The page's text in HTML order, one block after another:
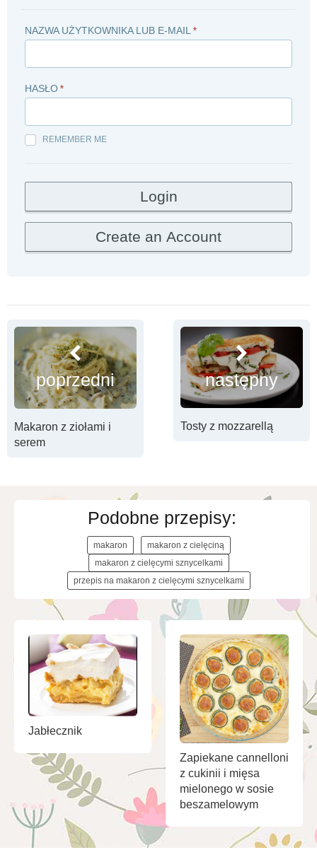
NAZWA UŻYTKOWNIKA LUB E-MAIL *
HASŁO *
REMEMBER ME
poprzedni
Makaron z ziołami i
serem
następny
Tosty z mozzarellą
Podobne przepisy:
makaron
makaron z cielęciną
makaron z cielęcymi sznycelkami
przepis na makaron z cielęcymi sznycelkami
Jabłecznik
Zapiekane cannelloni
z cukinii i mięsa
mielonego w sosie
beszamelowym